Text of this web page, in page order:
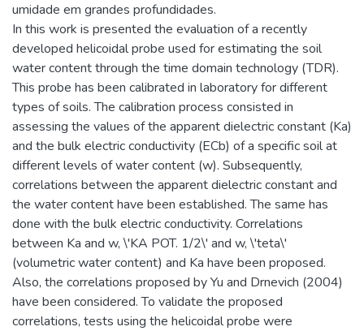
umidade em grandes profundidades.
In this work is presented the evaluation of a recently
developed helicoidal probe used for estimating the soil
water content through the time domain technology (TDR).
This probe has been calibrated in laboratory for different
types of soils. The calibration process consisted in
assessing the values of the apparent dielectric constant (Ka)
and the bulk electric conductivity (ECb) of a specific soil at
different levels of water content (w). Subsequently,
correlations between the apparent dielectric constant and
the water content have been established. The same has
done with the bulk electric conductivity. Correlations
between Ka and w, \'KA POT. 1/2\' and w, \'teta\'
(volumetric water content) and Ka have been proposed.
Also, the correlations proposed by Yu and Drnevich (2004)
have been considered. To validate the proposed
correlations, tests using the helicoidal probe were